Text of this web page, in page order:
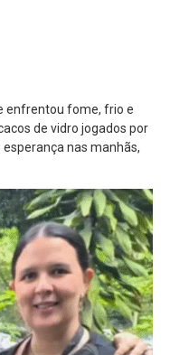
enfrentou fome, frio e
de vidro jogados por
nas manhãs,